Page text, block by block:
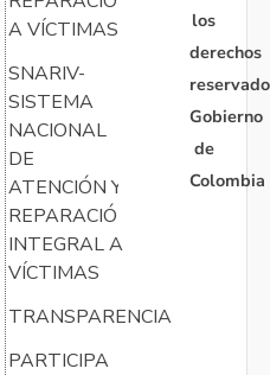
A VÍCTIMAS
SNARIV-
SISTEMA
NACIONAL
DE
ATENCIÓN Y
REPARACIÓN
INTEGRAL A
VÍCTIMAS
TRANSPARENCIA
PARTICIPA
los
derechos
Gobierno
de
Colombia